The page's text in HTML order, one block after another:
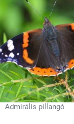
Admirális pillangó